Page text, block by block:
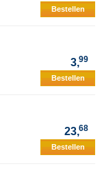
Bestellen
3,99
Bestellen
23,68
Bestellen